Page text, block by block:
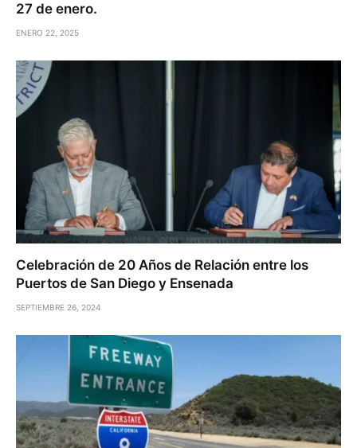
27 de enero.
ENERO 22, 2025
Celebración de 20 Años de Relación entre los
Puertos de San Diego y Ensenada
SEPTIEMBRE 26, 2024